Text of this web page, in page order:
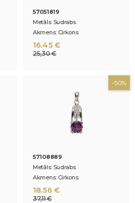
57051819
Metāls: Sudrabs
Akmens: Cirkons
16.45 €
25,30 €
-50%
57108889
Metāls: Sudrabs
Akmens: Cirkons
18.56 €
37,11 €